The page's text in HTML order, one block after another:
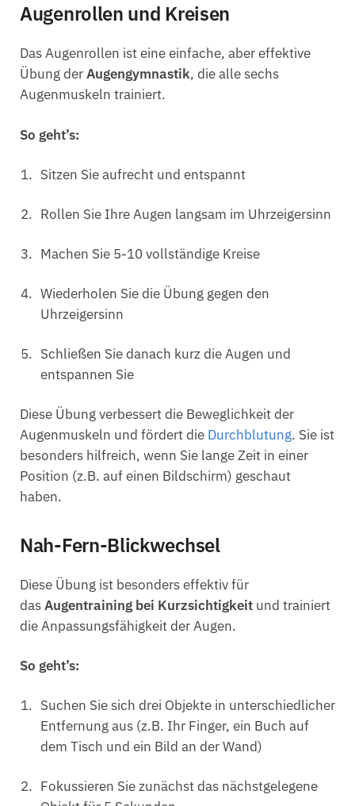
Augenrollen und Kreisen
Das Augenrollen ist eine einfache, aber effektive
Übung derAugengymnastik, die alle sechs
Augenmuskeln trainiert.
So geht’s:
Sitzen Sie aufrecht und entspannt
Rollen Sie Ihre Augen langsam im Uhrzeigersinn
Machen Sie 5-10 vollständige Kreise
Wiederholen Sie die Übung gegen den
Uhrzeigersinn
Schließen Sie danach kurz die Augen und
entspannen Sie
Diese Übung verbessert die Beweglichkeit der
Augenmuskeln und fördert die Durchblutung. Sie ist
besonders hilfreich, wenn Sie lange Zeit in einer
Position (z.B. auf einen Bildschirm) geschaut
haben.
Nah-Fern-Blickwechsel
Diese Übung ist besonders effektiv für
dasAugentraining bei Kurzsichtigkeit und trainiert
die Anpassungsfähigkeit der Augen.
So geht’s:
Suchen Sie sich drei Objekte in unterschiedlicher
Entfernung aus (z.B. Ihr Finger, ein Buch auf
dem Tisch und ein Bild an der Wand)
Fokussieren Sie zunächst das nächstgelegene